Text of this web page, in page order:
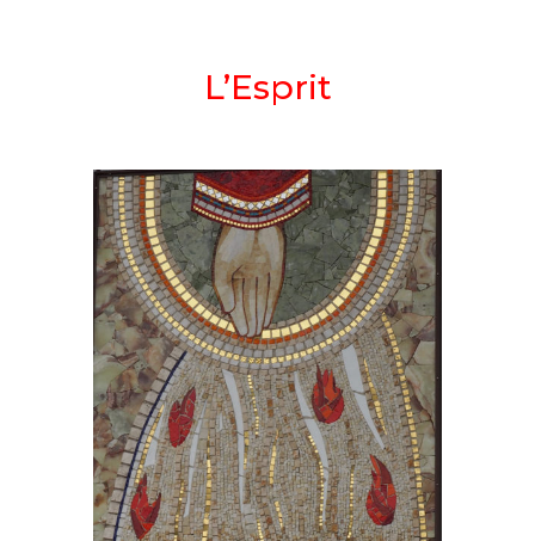
L’Esprit